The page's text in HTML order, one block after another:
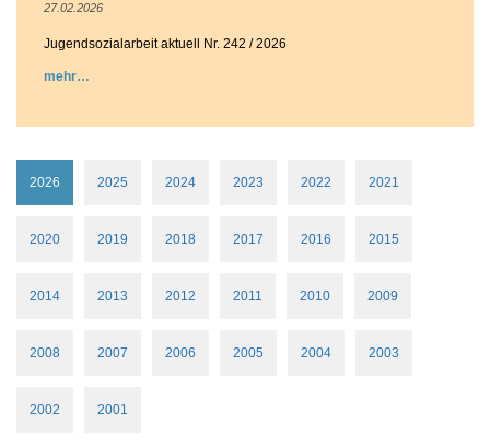
27.02.2026
Jugendsozialarbeit aktuell Nr. 242 / 2026
mehr
2026 2025 2024 2023 2022 2021
2020 2019 2018 2017 2016 2015
2014 2013 2012 2011 2010 2009
2008 2007 2006 2005 2004 2003
2002 2001